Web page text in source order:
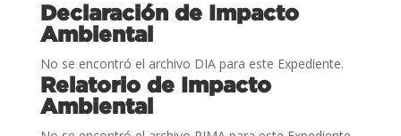
Declaración de Impacto
Ambiental
No se encontró el archivo DIA para este Expediente.
Relatorio de Impacto
Ambiental